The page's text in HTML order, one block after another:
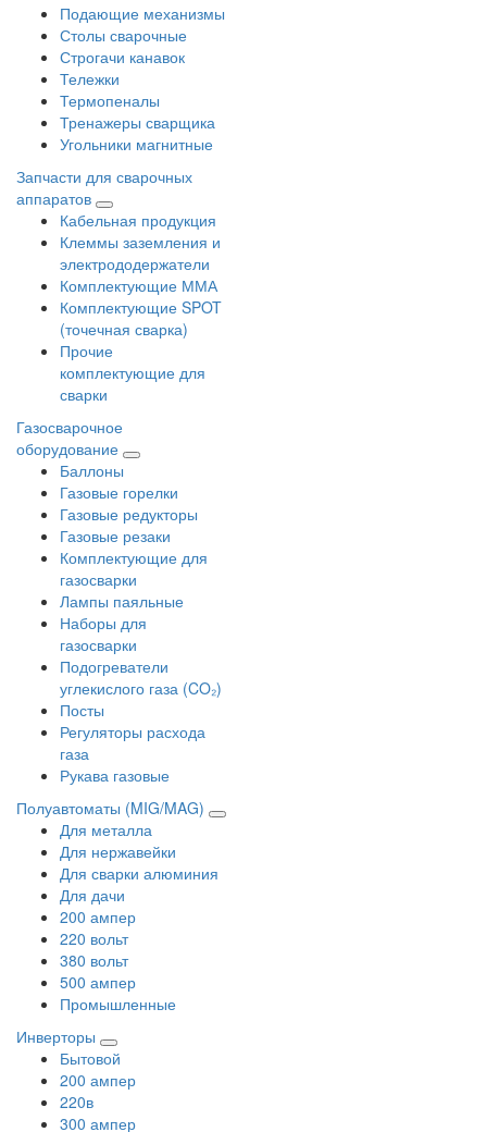
Подающие механизмы
Столы сварочные
Строгачи канавок
Тележки
Термопеналы
Тренажеры сварщика
Угольники магнитные
Запчасти для сварочных
аппаратов
Кабельная продукция
Клеммы заземления и
электрододержатели
Комплектующие ММА
Комплектующие SPOT
(точечная сварка)
Прочие
комплектующие для
сварки
Газосварочное
оборудование
Баллоны
Газовые горелки
Газовые редукторы
Газовые резаки
Комплектующие для
газосварки
Лампы паяльные
Наборы для
газосварки
Подогреватели
углекислого газа (CO₂)
Посты
Регуляторы расхода
газа
Рукава газовые
Полуавтоматы (MIG/MAG)
Для металла
Для нержавейки
Для сварки алюминия
Для дачи
200 ампер
220 вольт
380 вольт
500 ампер
Промышленные
Инверторы
Бытовой
200 ампер
220в
300 ампер